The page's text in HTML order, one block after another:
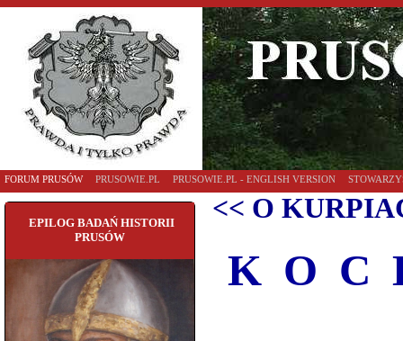
FORUM PRUSÓW PRUSOWIE.PL PRUSOWIE.PL - ENGLISH VERSION
EPILOG BADAŃ HISTORII
PRUSÓW
<< O
K O C